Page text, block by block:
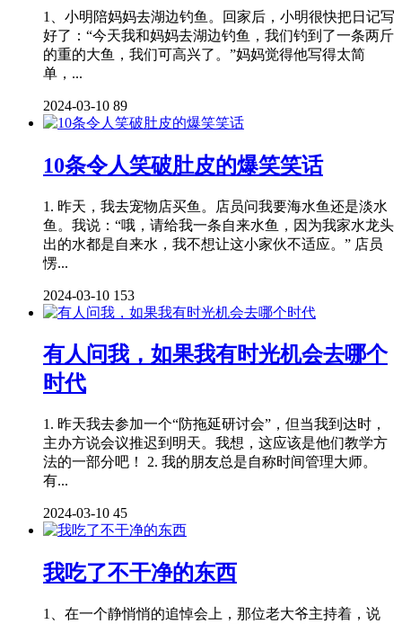
1、小明陪妈妈去湖边钓鱼。回家后，小明很快把日记写
好了：“今天我和妈妈去湖边钓鱼，我们钓到了一条两斤
的重的大鱼，我们可高兴了。”妈妈觉得他写得太简
单，...
2024-03-10 89
10条令人笑破肚皮的爆笑笑话
1. 昨天，我去宠物店买鱼。店员问我要海水鱼还是淡水
鱼。我说：“哦，请给我一条自来水鱼，因为我家水龙头
出的水都是自来水，我不想让这小家伙不适应。” 店员
愣...
2024-03-10 153
有人问我，如果我有时光机会去哪个
时代
1. 昨天我去参加一个“防拖延研讨会”，但当我到达时，
主办方说会议推迟到明天。我想，这应该是他们教学方
法的一部分吧！ 2. 我的朋友总是自称时间管理大师。
有...
2024-03-10 45
我吃了不干净的东西
1、在一个静悄悄的追悼会上，那位老大爷主持着，说